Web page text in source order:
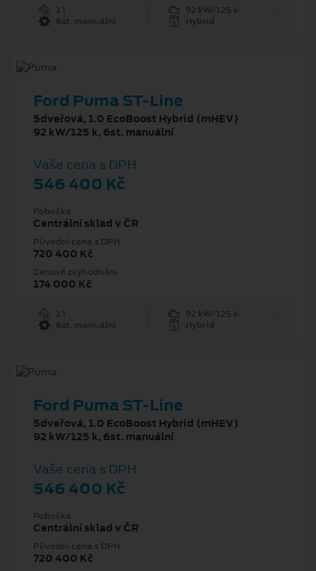
1 l
92 kW/125 k
6st. manuální
Hybrid
Ford Puma ST-Line
5dveřová, 1.0 EcoBoost Hybrid (mHEV)
92 kW/125 k, 6st. manuální
Vaše cena s DPH
546 400 Kč
Pobočka
Centrální sklad v ČR
Původní cena s DPH
720 400 Kč
Cenové zvýhodnění
174 000 Kč
1 l
92 kW/125 k
6st. manuální
Hybrid
Ford Puma ST-Line
5dveřová, 1.0 EcoBoost Hybrid (mHEV)
92 kW/125 k, 6st. manuální
Vaše cena s DPH
546 400 Kč
Pobočka
Centrální sklad v ČR
Původní cena s DPH
720 400 Kč